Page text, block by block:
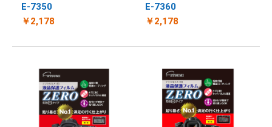
E-7350
￥2,178
E-7360
￥2,178